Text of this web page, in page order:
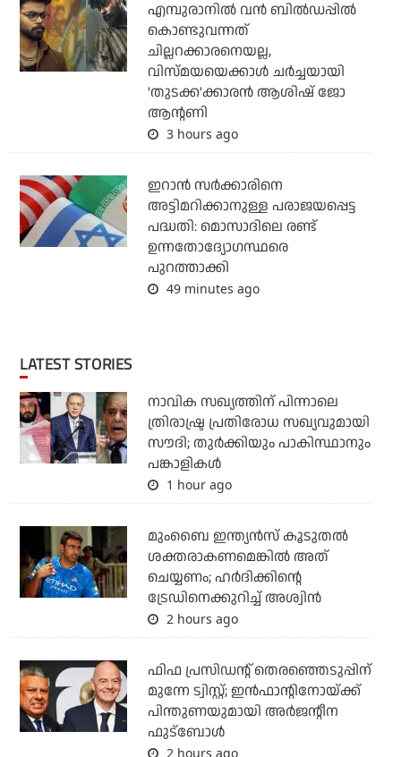
എമ്പുരാനില്‍ വന്‍ ബില്‍ഡപ്പില്‍
കൊണ്ടുവന്നത്
ചില്ലറക്കാരനെയല്ല,
വിസ്മയയെക്കാള്‍ ചര്‍ച്ചയായി
'തുടക്ക'ക്കാരന്‍ ആശിഷ് ജോ
ആന്റണി
3 hours ago
ഇറാന്‍ സര്‍ക്കാരിനെ
അട്ടിമറിക്കാനുള്ള പരാജയപ്പെട്ട
പദ്ധതി: മൊസാദിലെ രണ്ട്
ഉന്നതോദ്യോഗസ്ഥരെ
പുറത്താക്കി
49 minutes ago
LATEST STORIES
നാവിക സഖ്യത്തിന് പിന്നാലെ
ത്രിരാഷ്ട്ര പ്രതിരോധ സഖ്യവുമായി
സൗദി; തുര്‍ക്കിയും പാകിസ്ഥാനും
പങ്കാളികള്‍
1 hour ago
മുംബൈ ഇന്ത്യന്‍സ് കൂടുതല്‍
ശക്തരാകണമെങ്കില്‍ അത്
ചെയ്യണം; ഹര്‍ദിക്കിന്റെ
ട്രേഡിനെക്കുറിച്ച് അശ്വിന്‍
2 hours ago
ഫിഫ പ്രസിഡന്റ് തെരഞ്ഞെടുപ്പിന്
മുന്നേ ട്വിസ്റ്റ്; ഇന്‍ഫാന്റിനോയ്ക്ക്
പിന്തുണയുമായി അര്‍ജന്റീന
ഫുട്‌ബോള്‍
2 hours ago